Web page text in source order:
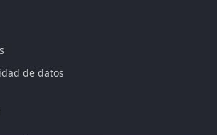
de datos
15 de Julio del 2.019
personal de Jose Luis Tebar,